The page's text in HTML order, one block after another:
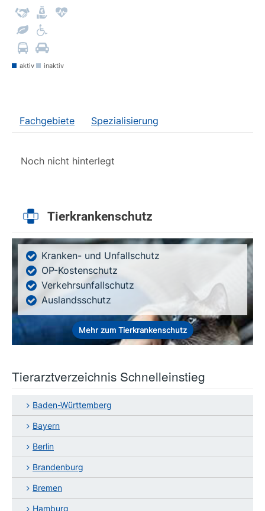
aktiv inaktiv
Fachgebiete Spezialisierung
Noch nicht hinterlegt
Tierkrankenschutz
Kranken- und Unfallschutz
OP-Kostenschutz
Verkehrsunfallschutz
Auslandsschutz
Mehr zum Tierkrankenschutz
Tierarztverzeichnis Schnelleinstieg
Baden-Württemberg
Bayern
Berlin
Brandenburg
Bremen
Hamburg